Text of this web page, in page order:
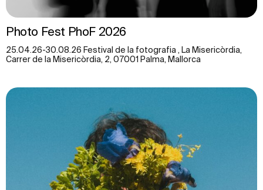
Photo Fest PhoF 2026
25.04.26-30.08.26 Festival de la fotografia , La Misericòrdia,
Carrer de la Misericòrdia, 2, 07001 Palma, Mallorca